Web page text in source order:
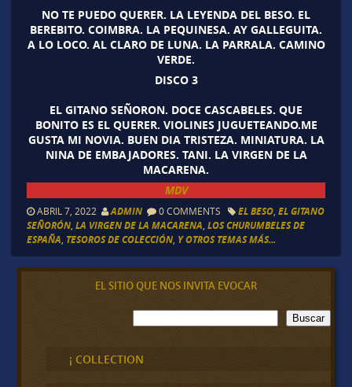
NO TE PUEDO QUERER. LA LEYENDA DEL BESO. EL
BEREBITO. COIMBRA. LA PEQUINESA. AY GALLEGUITA.
A LO LOCO. AL CLARO DE LUNA. LA PARRALA. CAMINO
VERDE.
DISCO 3
EL GITANO SEÑORON. DOCE CASCABELES. QUE
BONITO ES EL QUERER. VIOLINES JUGUETEANDO.ME
GUSTA MI NOVIA. BUEN DIA TRISTEZA. MINIATURA. LA
NINA DE EMBAJADORES. TANI. LA VIRGEN DE LA
MACARENA.
MDV
ABRIL 7, 2022 ADMIN 0 COMMENTS EL BESO, EL GITANO
SEÑORÓN, LA VIRGEN DE LA MACARENA LOS CHURUMBELES DE
ESPAÑA TESOROS DE COLECCIÓN, Y OTROS TEMAS MÁS...
EL SITIO QUE NOS INVITA EVOCAR
B
u
c
a
Buscar
¡ COLLECTION